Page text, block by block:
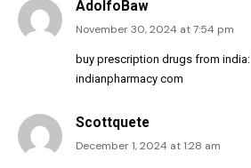
AdolfoBaw
November 30, 2024 at 7:54 pm
buy prescription drugs from india:
indianpharmacy com
Scottquete
December 1, 2024 at 1:28 am